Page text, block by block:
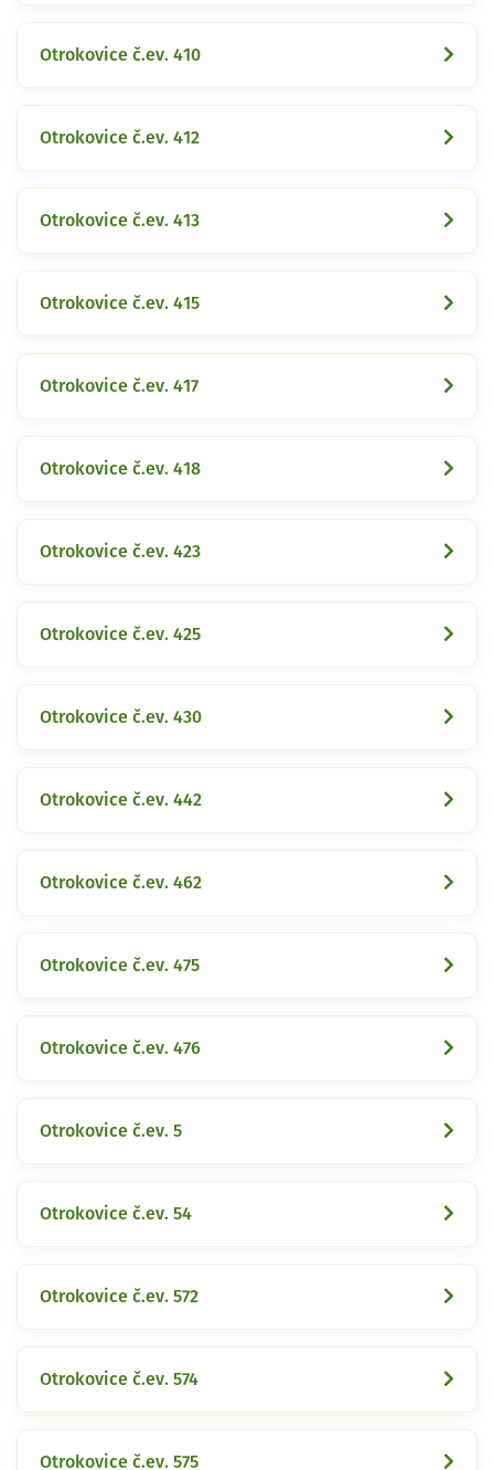
Otrokovice č.ev. 410
Otrokovice č.ev. 412
Otrokovice č.ev. 413
Otrokovice č.ev. 415
Otrokovice č.ev. 417
Otrokovice č.ev. 418
Otrokovice č.ev. 423
Otrokovice č.ev. 425
Otrokovice č.ev. 430
Otrokovice č.ev. 442
Otrokovice č.ev. 462
Otrokovice č.ev. 475
Otrokovice č.ev. 476
Otrokovice č.ev. 5
Otrokovice č.ev. 54
Otrokovice č.ev. 572
Otrokovice č.ev. 574
Otrokovice č.ev. 575